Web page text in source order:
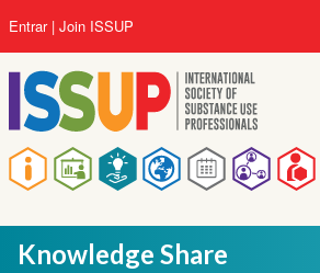
para
o
conteúdo
principal
Navegação
principal
Menu
da
conta
do
usuário
Entrar Join ISSUP
Knowledge Share